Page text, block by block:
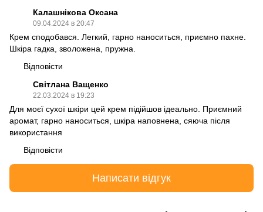
Калашнікова Оксана
09.04.2024 в 20:47
Крем сподобався. Легкий, гарно наноситься, приємно пахне.
Шкіра гадка, зволожена, пружна.
Відповісти
Світлана Ващенко
22.03.2024 в 19:23
Для моєї сухої шкіри цей крем підійшов ідеально. Приємний
аромат, гарно наноситься, шкіра наповнена, сяюча після
використання
Відповісти
Написати відгук